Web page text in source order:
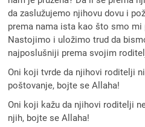
da zaslužujemo njihovu dovu i
prema nama ista kao što smo
Nastojimo i uložimo trud da
najposlušniji prema svojim
Oni koji tvrde da njihovi roditelji
poštovanje, bojte se Allaha!
Oni koji kažu da njihovi roditelji
njih, bojte se Allaha!